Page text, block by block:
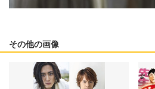
その他の画像